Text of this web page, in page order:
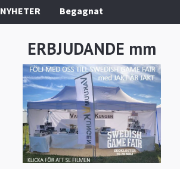
NYHETER Begagnat
ERBJUDANDE mm